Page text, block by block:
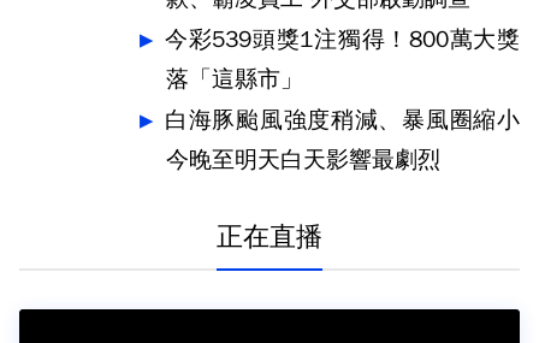
今彩539頭獎1注獨得！800萬大獎
落「這縣市」
白海豚颱風強度稍減、暴風圈縮小
今晚至明天白天影響最劇烈
正在直播